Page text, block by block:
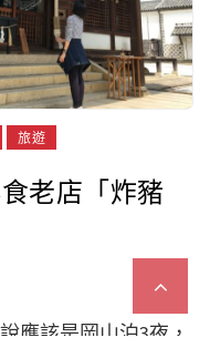
旅遊
老店「炸豬
應該是岡山泊3夜，